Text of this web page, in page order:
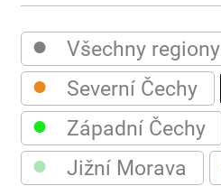
● Všechny regiony
● Severní Čechy
● Západní Čechy
● Jižní Morava